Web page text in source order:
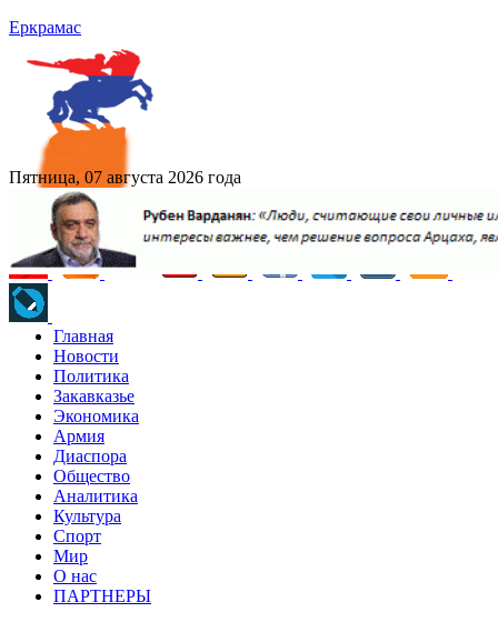
Еркрамас
Пятница, 07 августа 2026 года
Главная
Новости
Политика
Закавказье
Экономика
Армия
Диаспора
Общество
Аналитика
Культура
Спорт
Мир
О нас
ПАРТНЕРЫ